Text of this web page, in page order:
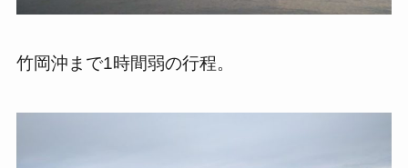
竹岡沖まで1時間弱の行程。